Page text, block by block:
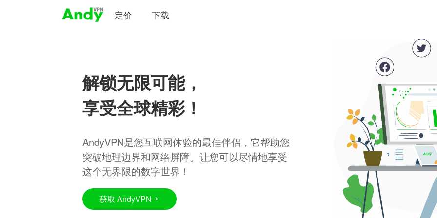
定价 下载
解锁无限可能，
享受全球精彩！
AndyVPN是您互联网体验的最佳伴侣，它帮助您
突破地理边界和网络屏障。让您可以尽情地享受
这个无界限的数字世界！
获取 AndyVPN